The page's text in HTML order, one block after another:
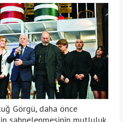
Görgü, daha önce